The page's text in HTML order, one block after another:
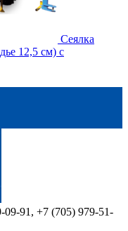
Сеялка
12,5 см) с
09-91, +7 (705) 979-51-